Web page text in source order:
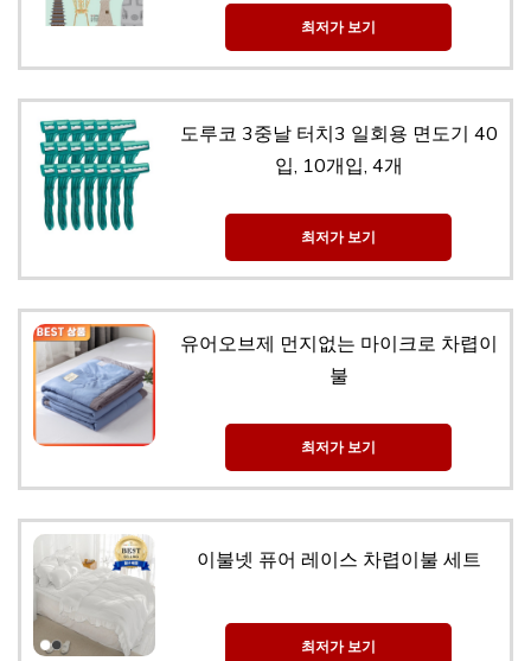
최저가 보기
도루코 3중날 터치3 일회용 면도기 40
입, 10개입, 4개
최저가 보기
유어오브제 먼지없는 마이크로 차렵이
불
최저가 보기
이불넷 퓨어 레이스 차렵이불 세트
최저가 보기